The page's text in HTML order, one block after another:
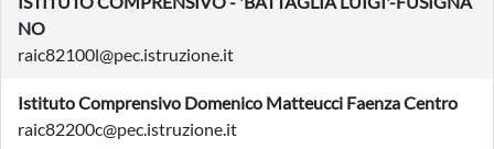
NO
raic82100l@pec.istruzione.it
Istituto Comprensivo Domenico Matteucci Faenza Centro
raic82200c@pec.istruzione.it